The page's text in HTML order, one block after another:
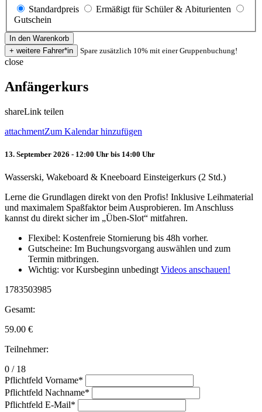
Standardpreis
Ermäßigt für Schüler & Abiturienten
Gutschein
Spare zusätzlich 10% mit einer Gruppenbuchung!
close
Anfängerkurs
shareLink teilen
attachmentZum Kalendar hinzufügen
13. September 2026 - 12:00 Uhr bis 14:00 Uhr
Wasserski, Wakeboard & Kneeboard Einsteigerkurs (2 Std.)
Lerne die Grundlagen direkt von den Profis! Inklusive Leihmaterial
und maximalem Spaßfaktor beim Ausprobieren. Im Anschluss
kannst du direkt sicher im „Üben-Slot“ mitfahren.
Flexibel: Kostenfreie Stornierung bis 48h vorher.
Gutscheine: Im Buchungsvorgang auswählen und zum
Termin mitbringen.
Wichtig: vor Kursbeginn unbedingtVideos anschauen!
1783503985
Gesamt:
59.00 €
Teilnehmer:
0 / 18
Pflichtfeld Vorname*
Pflichtfeld Nachname*
Pflichtfeld E-Mail*